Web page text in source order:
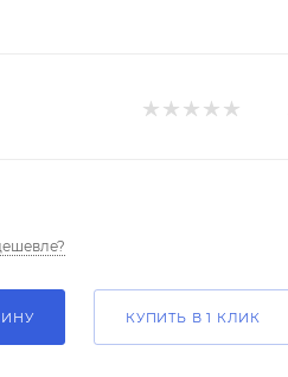
КУПИТЬ В 1 КЛИК